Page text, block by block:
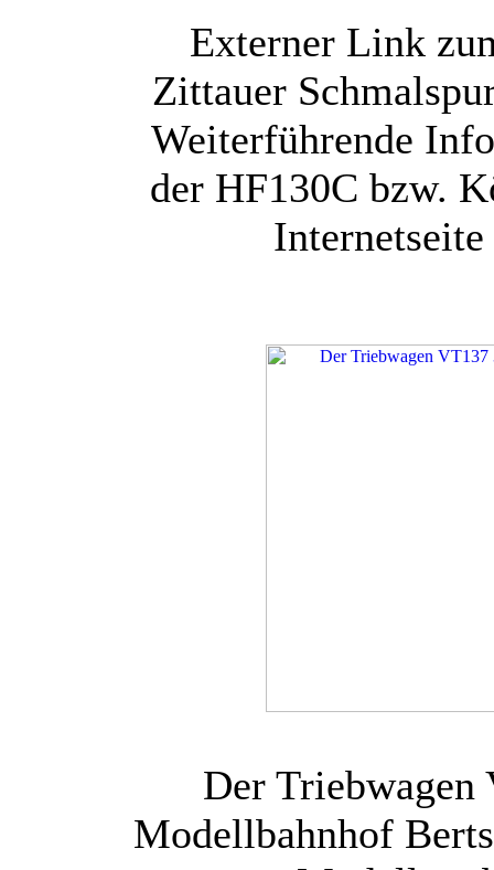
Externer Link
Zittauer
Weiterführende
der HF130C bzw.
Der
Modellbahnhof